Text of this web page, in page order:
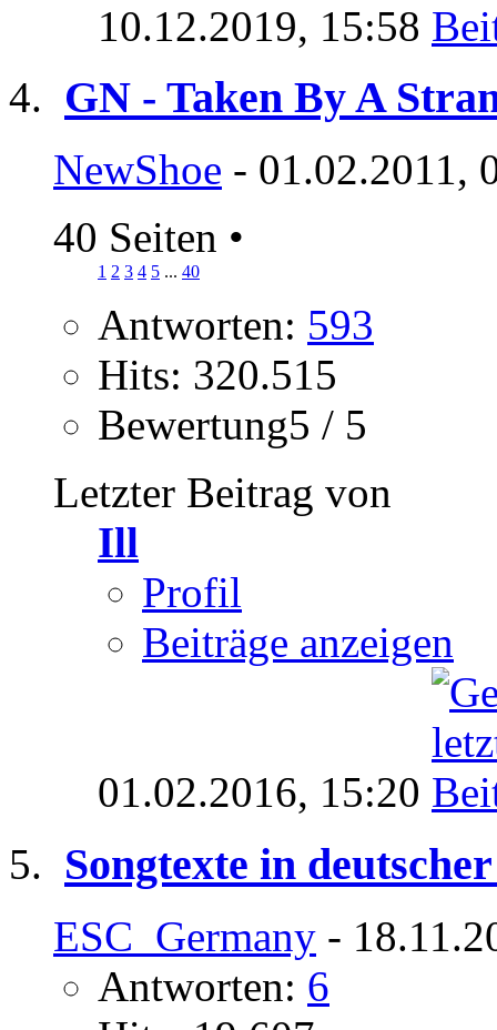
10.12.2019, 15:58
GN - Taken By A
NewShoe - 01.02.2011,
40 Seiten •
1 2 3 4 5 ... 40
Antworten: 593
Hits: 320.515
Bewertung5 / 5
Letzter Beitrag von
Ill
Profil
Beiträge anzeigen
01.02.2016, 15:20
Songtexte in
ESC_Germany -
Antworten: 6